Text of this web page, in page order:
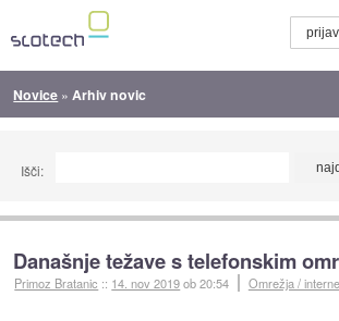
Novice » Arhiv novic
Išči:
Današnje težave s telefonskim
Primoz Bratanic :: 14. nov 2019ob 20:54 Omrežja /